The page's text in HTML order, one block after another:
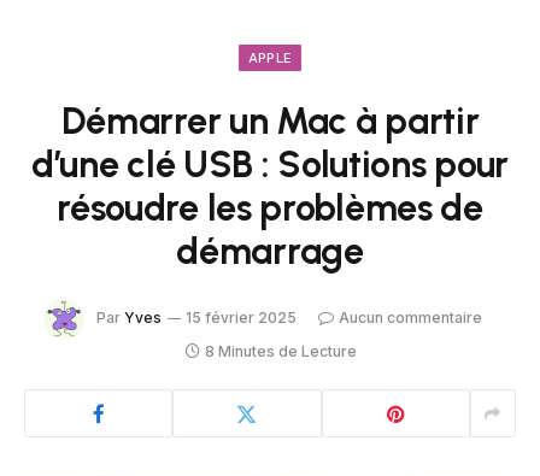
APPLE
Démarrer un Mac à partir
d’une clé USB : Solutions pour
résoudre les problèmes de
démarrage
Par Yves 15 février 2025
Aucun commentaire
8 Minutes de Lecture